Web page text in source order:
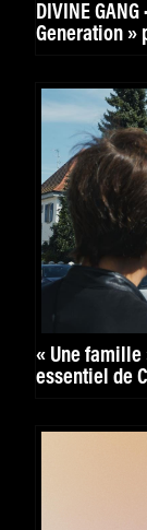
DIVINE
Generation »
« Une
essentiel de